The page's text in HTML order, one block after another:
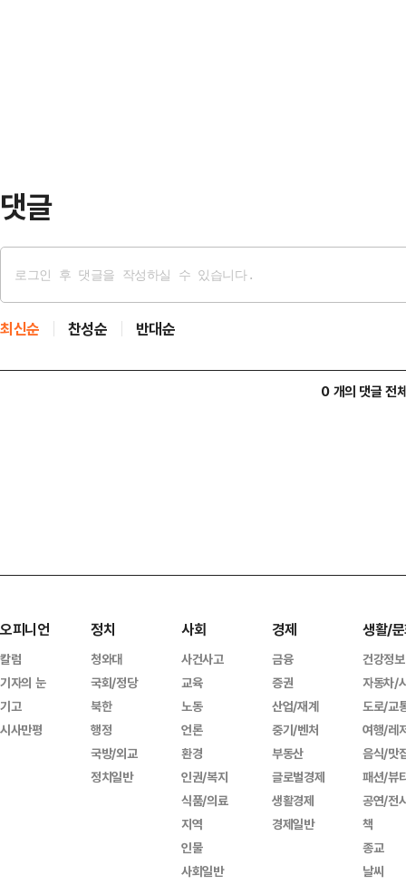
댓글
최신순 찬성순 반대순
0 개의 댓글 전
오피니언
칼럼
기자의 눈
기고
시사만평
정치
청와대
국회/정당
북한
행정
국방/외교
정치일반
사회
사건사고
교육
노동
언론
환경
인권/복지
식품/의료
지역
인물
사회일반
경제
금융
증권
산업/재계
중기/벤처
부동산
글로벌경제
생활경제
경제일반
생활/
건강정보
자동차/
도로/교
여행/레
음식/맛
패션/뷰
공연/전
책
종교
날씨